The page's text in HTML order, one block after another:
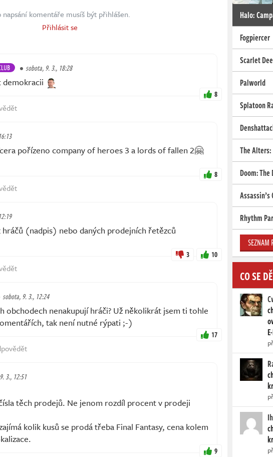
napsání komentáře musíš být přihlášen.
Přihlásit se
sobota, 9. 3., 18:28
demokracii
8
pořízeno company of heroes 3 a lords of fallen 2🤗
8
hráčů (nadpis) nebo daných prodejních řetězců
3 10
sobota, 9. 3., 12:24
obchodech nenakupují hráči? Už několikrát jsem ti tohle
tak není nutné rýpati ;-)
17
3., 12:51
těch prodejů. Ne jenom rozdíl procent v prodeji
kolik kusů se prodá třeba Final Fantasy, cena kolem
9
Halo:
Fogpiercer
Scarlet
Palworld
Splatoon
The
Doom:
Rhythm
SEZNAM
CO SE